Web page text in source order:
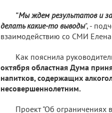
"Мы ждем результатов и
делать какие-то выводы", -
взаимодействию со СМИ
Как пояснила
октября областная Дума
напитков, содержащих
несовершеннолетним.
Проект "Об ограничениях